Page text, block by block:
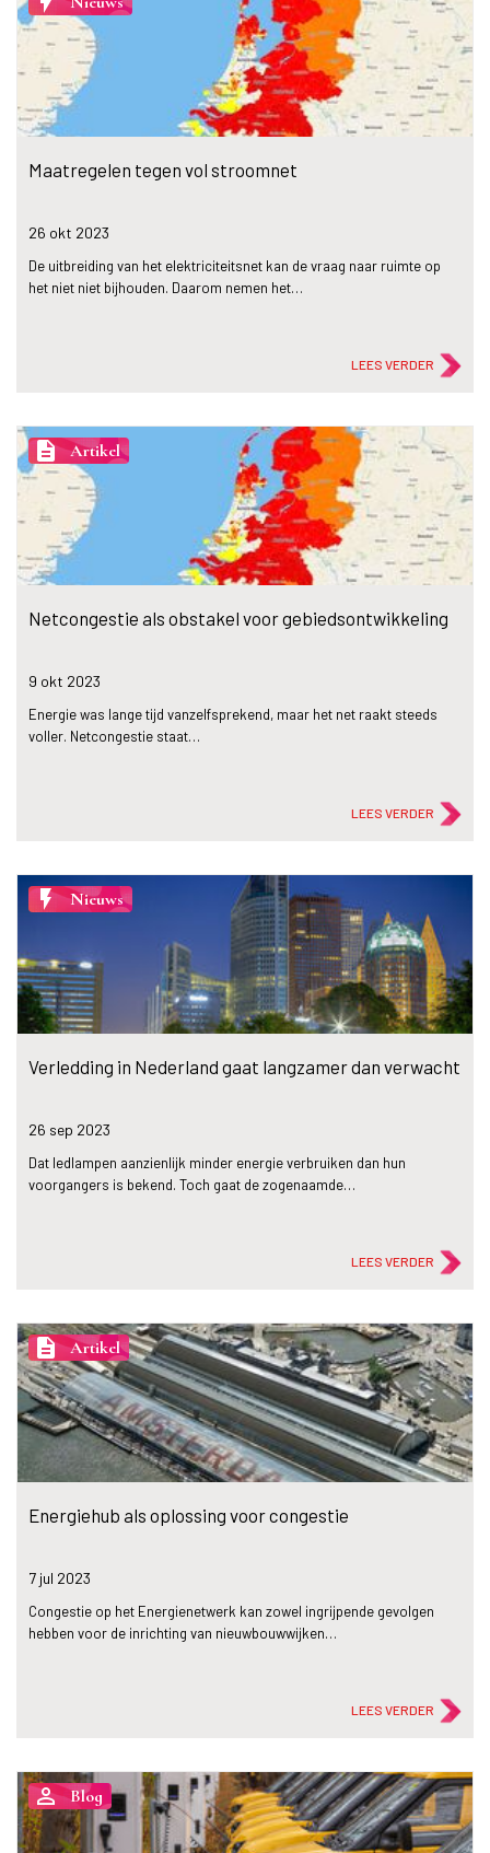
Maatregelen tegen vol stroomnet
26 okt 2023
De uitbreiding van het elektriciteitsnet kan de vraag naar ruimte op
het niet niet bijhouden. Daarom nemen het…
LEES VERDER
description Artikel
Netcongestie als obstakel voor gebiedsontwikkeling
9 okt 2023
Energie was lange tijd vanzelfsprekend, maar het net raakt steeds
voller. Netcongestie staat…
LEES VERDER
flash_on Nieuws
Verledding in Nederland gaat langzamer dan verwacht
26 sep 2023
Dat ledlampen aanzienlijk minder energie verbruiken dan hun
voorgangers is bekend. Toch gaat de zogenaamde…
LEES VERDER
description Artikel
Energiehub als oplossing voor congestie
7 jul 2023
Congestie op het Energienetwerk kan zowel ingrijpende gevolgen
hebben voor de inrichting van nieuwbouwwijken…
LEES VERDER
person_outline Blog